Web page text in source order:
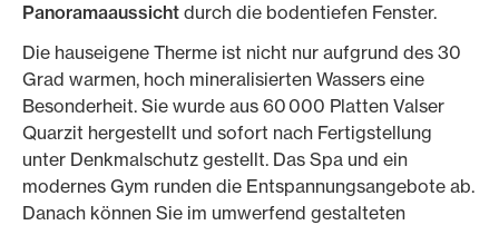
Panoramaaussicht durch die bodentiefen Fenster.
Die hauseigene Therme ist nicht nur aufgrund des 30
Grad warmen, hoch mineralisierten Wassers eine
Besonderheit. Sie wurde aus 60 000 Platten Valser
Quarzit hergestellt und sofort nach Fertigstellung
unter Denkmalschutz gestellt. Das Spa und ein
modernes Gym runden die Entspannungsangebote ab.
Danach können Sie im umwerfend gestalteten